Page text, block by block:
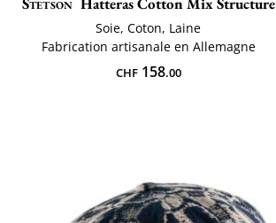
Soie, Coton, Laine
Fabrication artisanale en Allemagne
CHF158.00